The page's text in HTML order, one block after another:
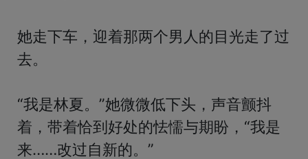
她走下车，迎着那两个男人的目光走了过
去。
“我是林夏。”她微微低下头，声音颤抖
着，带着恰到好处的怯懦与期盼，“我是
来……改过自新的。”